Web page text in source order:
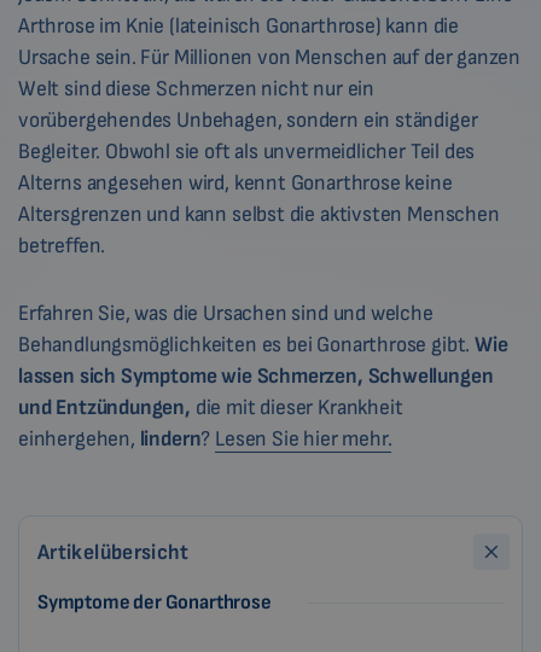
Arthrose im Knie (lateinisch Gonarthrose) kann die
Ursache sein. Für Millionen von Menschen auf der ganzen
Welt sind diese Schmerzen nicht nur ein
vorübergehendes Unbehagen, sondern ein ständiger
Begleiter. Obwohl sie oft als unvermeidlicher Teil des
Alterns angesehen wird, kennt Gonarthrose keine
Altersgrenzen und kann selbst die aktivsten Menschen
betreffen.
Erfahren Sie, was die Ursachen sind und welche
Behandlungsmöglichkeiten es bei Gonarthrose gibt.Wie
lassen sich Symptome wie Schmerzen, Schwellungen
und Entzündungen, die mit dieser Krankheit
einhergehen, lindern? Lesen Sie hier mehr.
Artikelübersicht
Symptome der Gonarthrose